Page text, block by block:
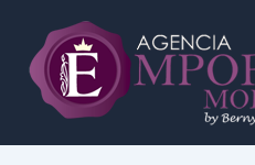
contenido